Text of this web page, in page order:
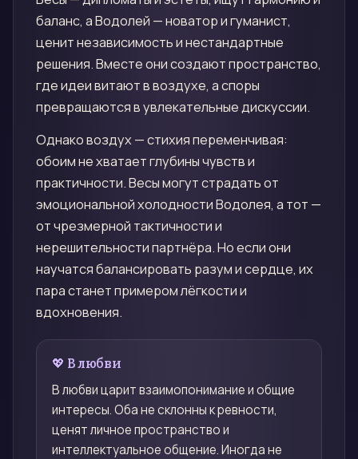
баланс, а Водолей — новатор и гуманист,
ценит независимость и нестандартные
решения. Вместе они создают пространство,
где идеи витают в воздухе, а споры
превращаются в увлекательные дискуссии.
Однако воздух — стихия переменчивая:
обоим не хватает глубины чувств и
практичности. Весы могут страдать от
эмоциональной холодности Водолея, а тот —
от чрезмерной тактичности и
нерешительности партнёра. Но если они
научатся балансировать разум и сердце, их
пара станет примером лёгкости и
вдохновения.
💖 В любви
В любви царит взаимопонимание и общие
интересы. Оба не склонны к ревности,
ценят личное пространство и
интеллектуальное общение. Иногда не